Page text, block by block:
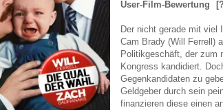
User-Film-Bewertung
Der nicht gerade mit viel
Cam Brady (Will Ferrell)
Politikgeschäft, der zum
Kongress kandidiert.
Gegenkandidaten zu
Geldgeber durch sein
finanzieren diese einen